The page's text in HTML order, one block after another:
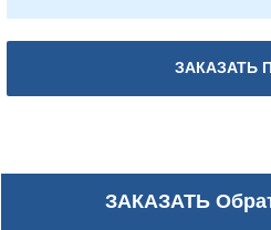
ЗАКАЗАТЬ
ЗАКАЗАТЬ